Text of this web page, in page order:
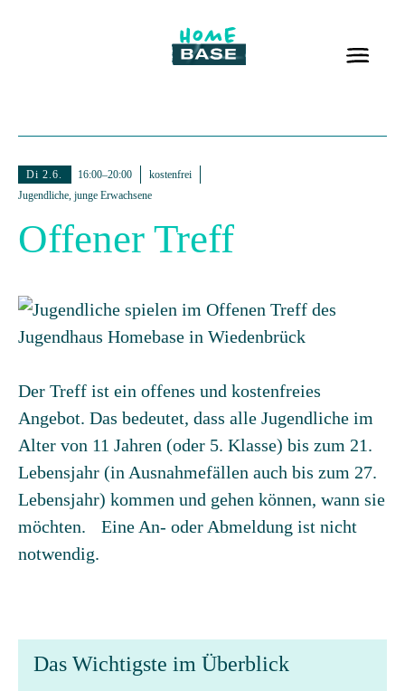
Di 2.6. 16:00–20:00
kostenfrei
Jugendliche, junge Erwachsene
Offener Treff
Der Treff ist ein offenes und kostenfreies
Angebot. Das bedeutet, dass alle Jugendliche im
Alter von 11 Jahren (oder 5. Klasse) bis zum 21.
Lebensjahr (in Ausnahmefällen auch bis zum 27.
Lebensjahr) kommen und gehen können, wann sie
möchten. Eine An- oder Abmeldung ist nicht
notwendig.
Das Wichtigste im Überblick